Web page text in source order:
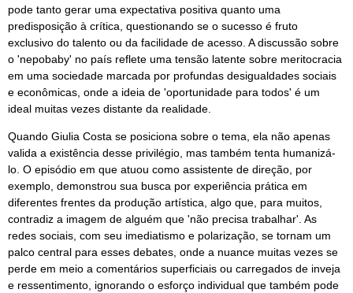
pode tanto gerar uma expectativa positiva quanto uma
predisposição à crítica, questionando se o sucesso é fruto
exclusivo do talento ou da facilidade de acesso. A discussão sobre
o 'nepobaby' no país reflete uma tensão latente sobre meritocracia
em uma sociedade marcada por profundas desigualdades sociais
e econômicas, onde a ideia de 'oportunidade para todos' é um
ideal muitas vezes distante da realidade.
Quando Giulia Costa se posiciona sobre o tema, ela não apenas
valida a existência desse privilégio, mas também tenta humanizá-
lo. O episódio em que atuou como assistente de direção, por
exemplo, demonstrou sua busca por experiência prática em
diferentes frentes da produção artística, algo que, para muitos,
contradiz a imagem de alguém que 'não precisa trabalhar'. As
redes sociais, com seu imediatismo e polarização, se tornam um
palco central para esses debates, onde a nuance muitas vezes se
perde em meio a comentários superficiais ou carregados de inveja
e ressentimento, ignorando o esforço individual que também pode